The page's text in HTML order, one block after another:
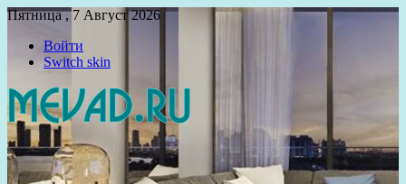
Пятница , 7 Август 2026
Войти
Switch skin